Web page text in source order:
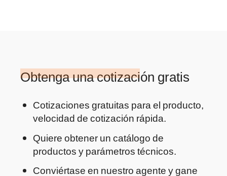
Obtenga una cotización gratis
Cotizaciones gratuitas para el producto,
velocidad de cotización rápida.
Quiere obtener un catálogo de
productos y parámetros técnicos.
Conviértase en nuestro agente y gane